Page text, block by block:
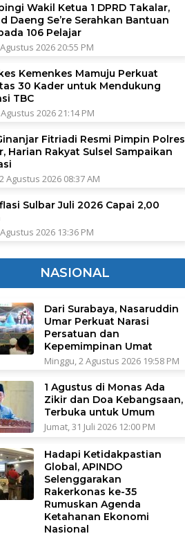
Wakil Ketua 1 DPRD Takalar,
Daeng Se’re Serahkan Bantuan
106 Pelajar
2026 20:55 PM
Kemenkes Mamuju Perkuat
30 Kader untuk Mendukung
TBC
2026 21:14 PM
Fitriadi Resmi Pimpin Polres
Harian Rakyat Sulsel Sampaikan
Agustus 2026 08:37 AM
Sulbar Juli 2026 Capai 2,00
2026 13:36 PM
NASIONAL
Dari Surabaya, Nasaruddin
Umar Perkuat Narasi
Persatuan dan
Kepemimpinan Umat
Minggu, 2 Agustus 2026 19:58 PM
1 Agustus di Monas Ada
Zikir dan Doa Kebangsaan,
Terbuka untuk Umum
Jumat, 31 Juli 2026 12:00 PM
Hadapi Ketidakpastian
Global, APINDO
Selenggarakan
Rakerkonas ke-35
Rumuskan Agenda
Ketahanan Ekonomi
Nasional